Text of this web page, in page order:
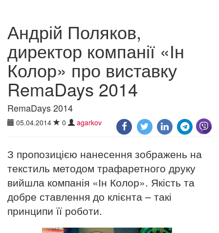
Андрій Поляков,
директор компанії «Ін
Колор» про виставку
RemaDays 2014
RemaDays 2014
05.04.2014 0 agarkov
З пропозицією нанесення зображень на
текстиль методом трафаретного друку
вийшла компанія «Ін Колор». Якість та
добре ставлення до клієнта – такі
принципи її роботи.